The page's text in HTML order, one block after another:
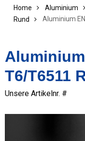
Home Aluminium
Rund
Aluminium
T6/T6511
Unsere Artikelnr. #